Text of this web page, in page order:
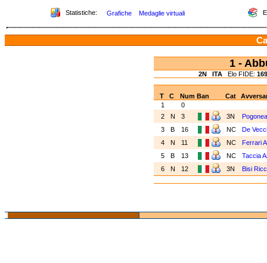
Statistiche: Grafiche Medaglie virtuali
1 -
2N ITA Elo FIDE:
T C NumBan Cat
1
0
2
N 3 3N
3
B 16 NC
De
4
N 11 NC
Ferrari
5
B 13 NC
Taccia
6
N 12 3N Bisi